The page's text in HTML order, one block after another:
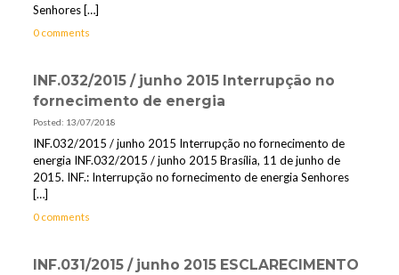
Senhores[…]
0 comments
INF.032/2015 / junho 2015 Interrupção no
fornecimento de energia
Posted: 13/07/2018
INF.032/2015 / junho 2015 Interrupção no fornecimento de
energia INF.032/2015 / junho 2015 Brasília, 11 de junho de
2015. INF.: Interrupção no fornecimento de energia Senhores
[…]
0 comments
INF.031/2015 / junho 2015 ESCLARECIMENTO